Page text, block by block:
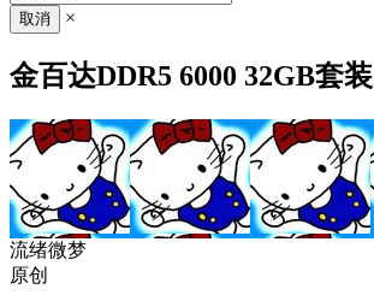
×
金百达DDR5 6000 32GB套装
流绪微梦
原创